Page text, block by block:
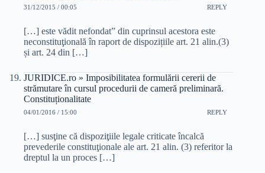
31/12/2015 / 00:05 REPLY
[…] este vădit nefondat” din cuprinsul acestora este
neconstituţională în raport de dispozițiile art. 21 alin.(3)
și art. 24 din […]
JURIDICE.ro » Imposibilitatea formulării cererii de
strămutare în cursul procedurii de cameră preliminară.
Constituționalitate
04/01/2016 / 15:00 REPLY
[…] susţine că dispoziţiile legale criticate încalcă
prevederile constituţionale ale art. 21 alin. (3) referitor la
dreptul la un proces […]